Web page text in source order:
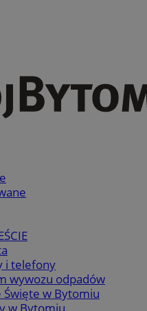
i telefony
wywozu odpadów
Święte w Bytomiu